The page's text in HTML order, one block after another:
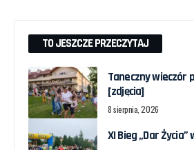
TO JESZCZE PRZECZYTAJ
Taneczny wieczór
[zdjęcia]
8 sierpnia, 2026
XI Bieg „Dar